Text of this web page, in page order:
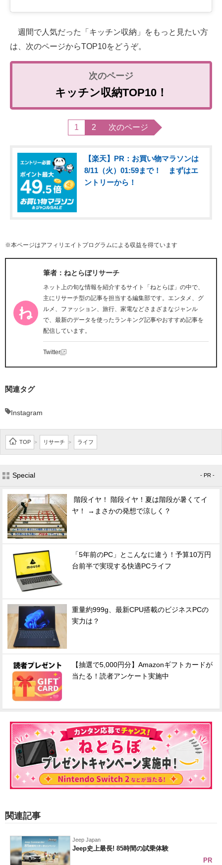
週間で人気だった「キッチン収納」をもっと見たい方
は、次のページからTOP10をどうぞ。
キッチン収納TOP10！
1 2 次のページ
【楽天】PR：お買い物マラソンは
8/11（火）01:59まで！ まずはエ
ントリーから！
※本ページはアフィリエイトプログラムによる収益を得ています
筆者：ねとらぼリサーチ
ネット上の旬な情報を紹介するサイト「ねとらぼ」の中で、
主にリサーチ型の記事を担当する編集部です。エンタメ、グ
ルメ、ファッション、旅行、家電などさまざまなジャンル
で、最新のデータを使ったランキング記事やおすすめ記事を
配信しています。
Twitter
関連タグ
Instagram
TOP > リサーチ > ライフ
Special - PR -
階段イヤ！ 階段イヤ！夏は階段が暑くてイ
ヤ！ →まさかの発想で涼しく？
「5年前のPC」とこんなに違う！予算10万円
台前半で実現する快適PCライフ
重量約999g、最新CPU搭載のビジネスPCの
実力は？
【抽選で5,000円分】Amazonギフトカードが
当たる！読者アンケート実施中
関連記事
Jeep Japan
Jeep史上最長! 85時間の試乗体験
PR